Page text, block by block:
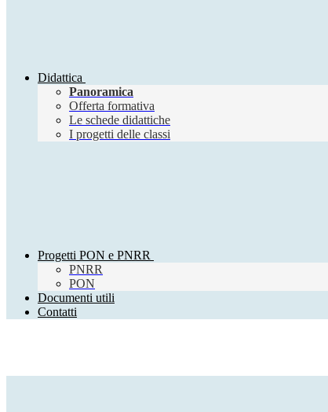
Didattica
Panoramica
Offerta formativa
Le schede didattiche
I progetti delle classi
Progetti PON e PNRR
PNRR
PON
Documenti utili
Contatti